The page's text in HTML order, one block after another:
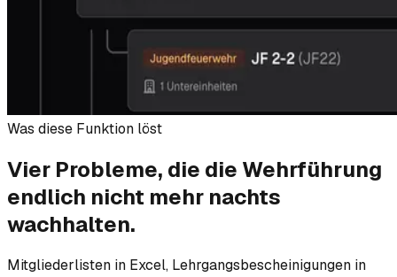
Was diese Funktion löst
Vier Probleme, die die Wehrführung
endlich nicht mehr nachts
wachhalten.
Mitgliederlisten in Excel, Lehrgangsbescheinigungen in